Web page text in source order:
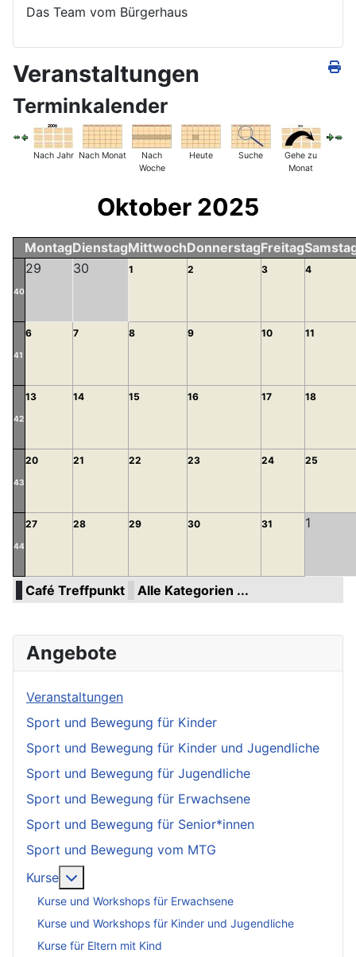
Das Team vom Bürgerhaus
Veranstaltungen
Terminkalender
Nach Jahr Nach Monat
Nach
Woche
Heute Suche
Gehe zu
Monat
Oktober 2025
MontagDienstagMittwochDonnerstagFreitag
40
29 30 1 2 3 4
41
6 7 8 9 10 11
42
13 14 15 16 17 18
43
20 21 22 23 24 25
44
27 28 29 30 31 1
Café Treffpunkt Alle Kategorien ...
Angebote
Veranstaltungen
Sport und Bewegung für Kinder
Sport und Bewegung für Kinder und Jugendliche
Sport und Bewegung für Jugendliche
Sport und Bewegung für Erwachsene
Sport und Bewegung für Senior*innen
Sport und Bewegung vom MTG
Kurse
Kurse und Workshops für Erwachsene
Kurse und Workshops für Kinder und Jugendliche
Kurse für Eltern mit Kind